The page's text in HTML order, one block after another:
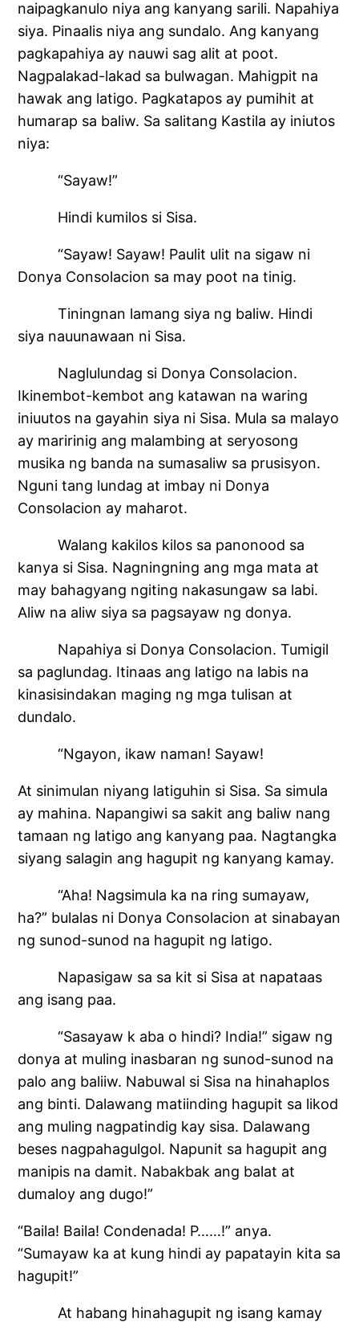
naipagkanulo niya ang kanyang sarili. Napahiya
siya. Pinaalis niya ang sundalo. Ang kanyang
pagkapahiya ay nauwi sag alit at poot.
Nagpalakad-lakad sa bulwagan. Mahigpit na
hawak ang latigo. Pagkatapos ay pumihit at
humarap sa baliw. Sa salitang Kastila ay iniutos
niya:
“Sayaw!”
Hindi kumilos si Sisa.
“Sayaw! Sayaw! Paulit ulit na sigaw ni
Donya Consolacion sa may poot na tinig.
Tiningnan lamang siya ng baliw. Hindi
siya nauunawaan ni Sisa.
Naglulundag si Donya Consolacion.
Ikinembot-kembot ang katawan na waring
iniuutos na gayahin siya ni Sisa. Mula sa malayo
ay maririnig ang malambing at seryosong
musika ng banda na sumasaliw sa prusisyon.
Nguni tang lundag at imbay ni Donya
Consolacion ay maharot.
Walang kakilos kilos sa panonood sa
kanya si Sisa. Nagningning ang mga mata at
may bahagyang ngiting nakasungaw sa labi.
Aliw na aliw siya sa pagsayaw ng donya.
Napahiya si Donya Consolacion. Tumigil
sa paglundag. Itinaas ang latigo na labis na
kinasisindakan maging ng mga tulisan at
dundalo.
“Ngayon, ikaw naman! Sayaw!
At sinimulan niyang latiguhin si Sisa. Sa simula
ay mahina. Napangiwi sa sakit ang baliw nang
tamaan ng latigo ang kanyang paa. Nagtangka
siyang salagin ang hagupit ng kanyang kamay.
“Aha! Nagsimula ka na ring sumayaw,
ha?” bulalas ni Donya Consolacion at sinabayan
ng sunod-sunod na hagupit ng latigo.
Napasigaw sa sa kit si Sisa at napataas
ang isang paa.
“Sasayaw k aba o hindi? India!” sigaw ng
donya at muling inasbaran ng sunod-sunod na
palo ang baliiw. Nabuwal si Sisa na hinahaplos
ang binti. Dalawang matiinding hagupit sa likod
ang muling nagpatindig kay sisa. Dalawang
beses nagpahagulgol. Napunit sa hagupit ang
manipis na damit. Nabakbak ang balat at
dumaloy ang dugo!”
“Baila! Baila! Condenada! P……!” anya.
“Sumayaw ka at kung hindi ay papatayin kita sa
hagupit!”
At habang hinahagupit ng isang kamay